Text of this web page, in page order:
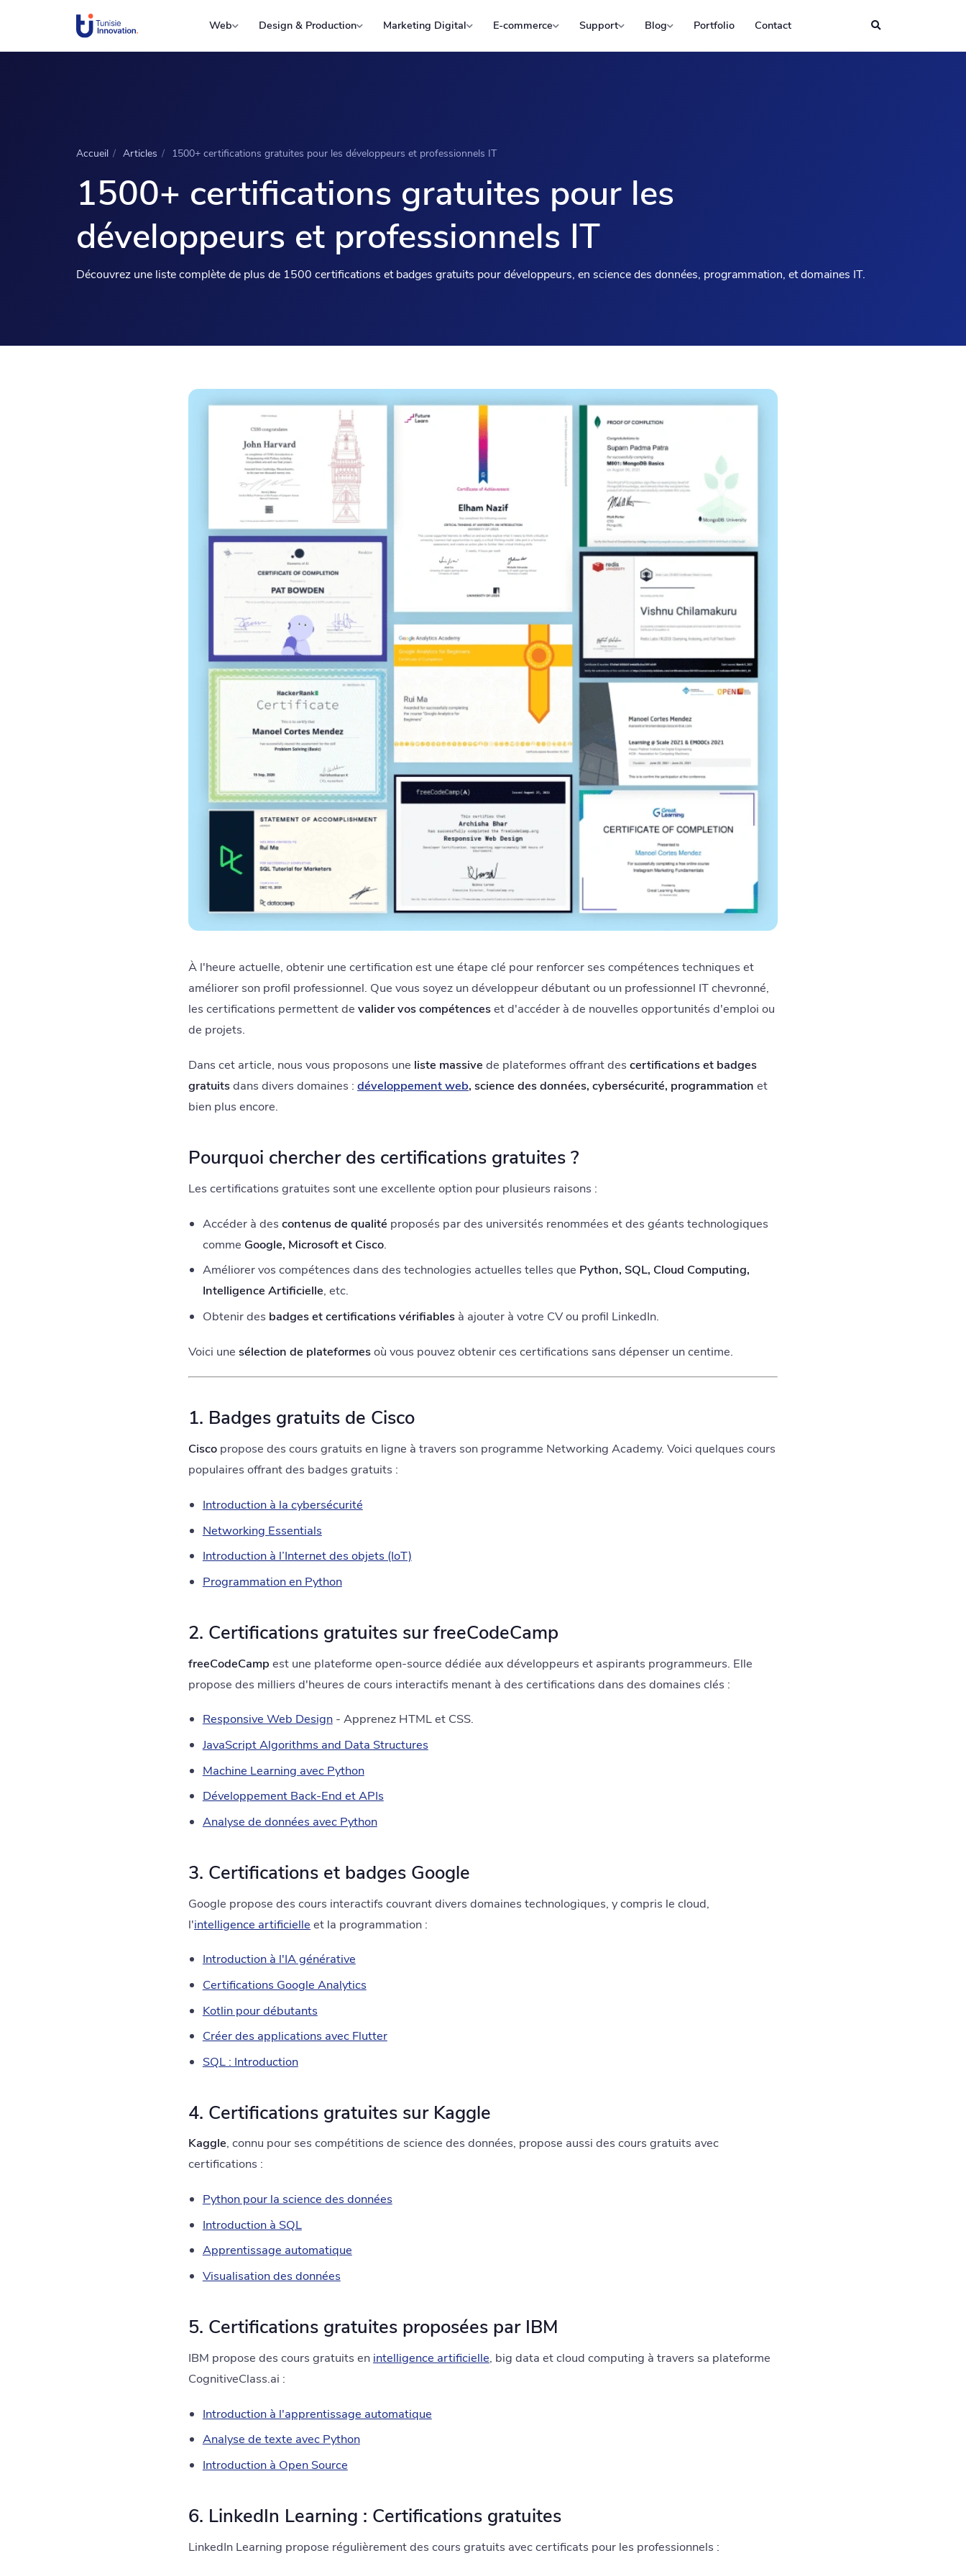
Web Design & Production Marketing Digital E-commerce Support Blog Portfolio Contact
Accueil / Articles / 1500+ certifications gratuites pour les développeurs et professionnels IT
1500+ certifications gratuites pour les
développeurs et professionnels IT
Découvrez une liste complète de plus de 1500 certifications et badges gratuits pour développeurs, en science des données, programmation, et domaines IT.
À l'heure actuelle, obtenir une certification est une étape clé pour renforcer ses compétences techniques et
améliorer son profil professionnel. Que vous soyez un développeur débutant ou un professionnel IT chevronné,
les certifications permettent de valider vos compétenceset d'accéder à de nouvelles opportunités d'emploi ou
de projets.
Dans cet article, nous vous proposons une liste massive de plateformes offrant des certifications et badges
gratuitsdans divers domaines : développement web, science des données, cybersécurité, programmation et
bien plus encore.
Pourquoi chercher des certifications gratuites ?
Les certifications gratuites sont une excellente option pour plusieurs raisons :
Accéder à des contenus de qualité proposés par des universités renommées et des géants technologiques
comme Google, Microsoft et Cisco.
Améliorer vos compétences dans des technologies actuelles telles que Python, SQL, Cloud Computing,
Intelligence Artificielle, etc.
Obtenir des badges et certifications vérifiablesà ajouter à votre CV ou profil LinkedIn.
Voici une sélection de plateformesoù vous pouvez obtenir ces certifications sans dépenser un centime.
1. Badges gratuits de Cisco
Cisco propose des cours gratuits en ligne à travers son programme Networking Academy. Voici quelques cours
populaires offrant des badges gratuits :
Introduction à la cybersécurité
Networking Essentials
Introduction à l’Internet des objets (IoT)
Programmation en Python
2. Certifications gratuites sur freeCodeCamp
freeCodeCamp est une plateforme open-source dédiée aux développeurs et aspirants programmeurs. Elle
propose des milliers d'heures de cours interactifs menant à des certifications dans des domaines clés :
Responsive Web Design- Apprenez HTML et CSS.
JavaScript Algorithms and Data Structures
Machine Learning avec Python
Développement Back-End et APIs
Analyse de données avec Python
3. Certifications et badges Google
Google propose des cours interactifs couvrant divers domaines technologiques, y compris le cloud,
l'intelligence artificielle et la programmation :
Introduction à l'IA générative
Certifications Google Analytics
Kotlin pour débutants
Créer des applications avec Flutter
SQL : Introduction
4. Certifications gratuites sur Kaggle
Kaggle, connu pour ses compétitions de science des données, propose aussi des cours gratuits avec
certifications :
Python pour la science des données
Introduction à SQL
Apprentissage automatique
Visualisation des données
5. Certifications gratuites proposées par IBM
IBM propose des cours gratuits en intelligence artificielle, big data et cloud computing à travers sa plateforme
CognitiveClass.ai :
Introduction à l'apprentissage automatique
Analyse de texte avec Python
Introduction à Open Source
6. LinkedIn Learning : Certifications gratuites
LinkedIn Learning propose régulièrement des cours gratuits avec certificats pour les professionnels :